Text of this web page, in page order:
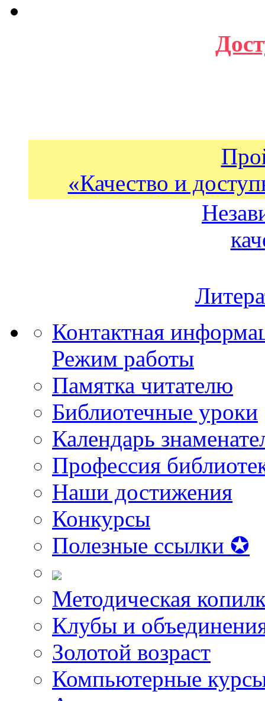
«Качество и
Контактная
Режим работы
Памятка читателю
Библиотечные уроки
Календарь
Профессия
Наши достижения
Конкурсы
Полезные ссылки ✪
Методическая
Клубы и
Золотой возраст
Компьютерные